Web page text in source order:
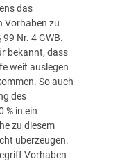
das
Vorhaben zu
Nr. 4 GWB.
bekannt, dass
weit auslegen
So auch
des
% in ein
zu diesem
überzeugen.
Vorhaben